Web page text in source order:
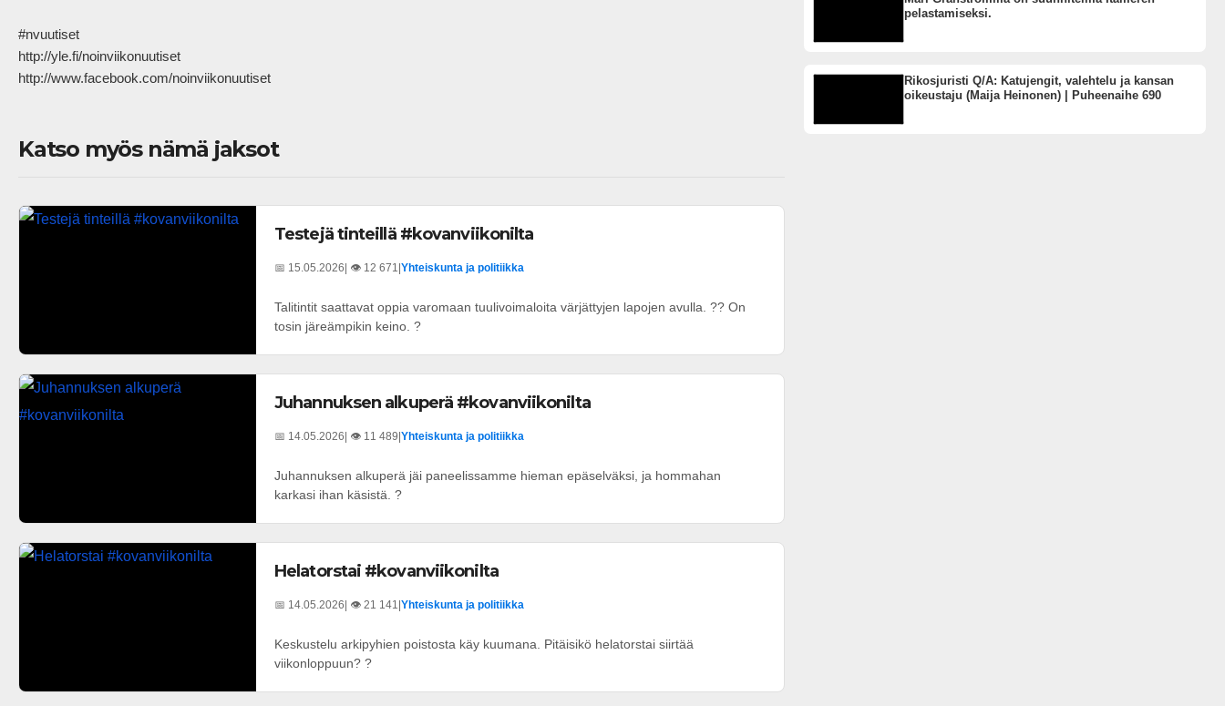
#nvuutiset
http://yle.fi/noinviikonuutiset
http://www.facebook.com/noinviikonuutiset
Katso myös nämä jaksot
Testejä tinteillä #kovanviikonilta
📅 15.05.2026 | 👁️ 12 671 Yhteiskunta ja politiikka
Talitintit saattavat oppia varomaan tuulivoimaloita värjättyjen lapojen avulla. ?? On
tosin järeämpikin keino. ?
Juhannuksen alkuperä #kovanviikonilta
📅 14.05.2026 | 👁️ 11 489 Yhteiskunta ja politiikka
Juhannuksen alkuperä jäi paneelissamme hieman epäselväksi, ja hommahan
karkasi ihan käsistä. ?
Helatorstai #kovanviikonilta
📅 14.05.2026 | 👁️ 21 141 Yhteiskunta ja politiikka
Keskustelu arkipyhien poistosta käy kuumana. Pitäisikö helatorstai siirtää
viikonloppuun? ?
pelastamiseksi.
Rikosjuristi Q/A: Katujengit, valehtelu ja kansan
oikeustaju (Maija Heinonen) | Puheenaihe 690